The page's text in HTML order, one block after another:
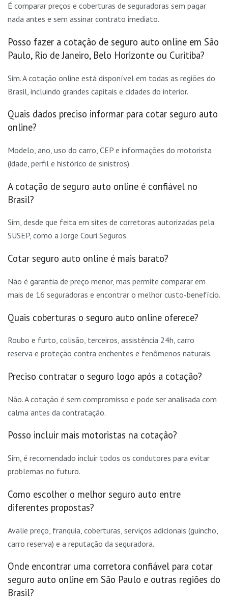
É comparar preços e coberturas de seguradoras sem pagar
nada antes e sem assinar contrato imediato.
Posso fazer a cotação de seguro auto online em São
Paulo, Rio de Janeiro, Belo Horizonte ou Curitiba?
Sim. A cotação online está disponível em todas as regiões do
Brasil, incluindo grandes capitais e cidades do interior.
Quais dados preciso informar para cotar seguro auto
online?
Modelo, ano, uso do carro, CEP e informações do motorista
(idade, perfil e histórico de sinistros).
A cotação de seguro auto online é confiável no
Brasil?
Sim, desde que feita em sites de corretoras autorizadas pela
SUSEP, como a Jorge Couri Seguros.
Cotar seguro auto online é mais barato?
Não é garantia de preço menor, mas permite comparar em
mais de 16 seguradoras e encontrar o melhor custo-benefício.
Quais coberturas o seguro auto online oferece?
Roubo e furto, colisão, terceiros, assistência 24h, carro
reserva e proteção contra enchentes e fenômenos naturais.
Preciso contratar o seguro logo após a cotação?
Não. A cotação é sem compromisso e pode ser analisada com
calma antes da contratação.
Posso incluir mais motoristas na cotação?
Sim, é recomendado incluir todos os condutores para evitar
problemas no futuro.
Como escolher o melhor seguro auto entre
diferentes propostas?
Avalie preço, franquia, coberturas, serviços adicionais (guincho,
carro reserva) e a reputação da seguradora.
Onde encontrar uma corretora confiável para cotar
seguro auto online em São Paulo e outras regiões do
Brasil?